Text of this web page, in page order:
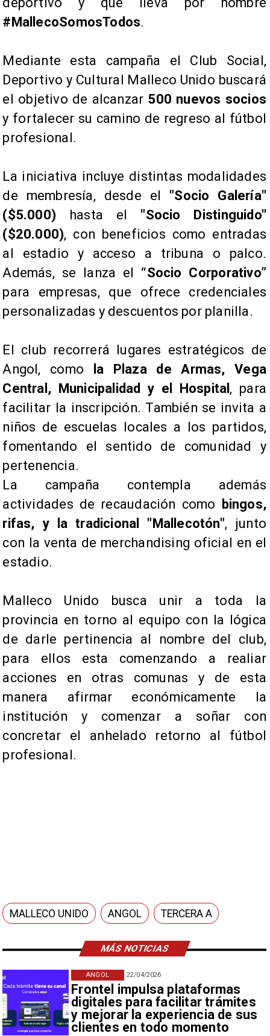
MÁS NOTICIAS
22/04/2026
Frontel impulsa plataformas
digitales para facilitar trámites
y mejorar la experiencia de sus
clientes en todo momento
ANGOL
#MallecoSomosTodos.
Mediante esta campaña el Club Social,
Deportivo y Cultural Malleco Unido buscará
el objetivo de alcanzar 500 nuevos socios
y fortalecer su camino de regreso al fútbol
profesional.
La iniciativa incluye distintas modalidades
de membresía, desde el "Socio Galería"
($5.000) hasta el "Socio Distinguido"
($20.000), con beneficios como entradas
al estadio y acceso a tribuna o palco.
Además, se lanza el “Socio Corporativo”
para empresas, que ofrece credenciales
personalizadas y descuentos por planilla.
El club recorrerá lugares estratégicos de
Angol, como
la Plaza de Armas, Vega
Central, Municipalidad y el Hospital , para
facilitar la inscripción. También se invita a
niños de escuelas locales a los partidos,
fomentando el sentido de comunidad y
pertenencia.
La campaña contempla además
actividades de recaudación como bingos,
rifas, y la tradicional "Mallecotón", junto
con la venta de merchandising oficial en el
estadio.
Malleco Unido busca unir a toda la
provincia en torno al equipo con la lógica
de darle pertinencia al nombre del club,
para ellos esta comenzando a realiar
acciones en otras comunas y de esta
manera afirmar económicamente la
institución y comenzar a soñar con
concretar el anhelado retorno al fútbol
profesional.​
MALLECO UNIDO ANGOL TERCERA A